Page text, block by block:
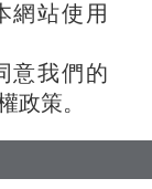
網站使用
意我們的
政策。